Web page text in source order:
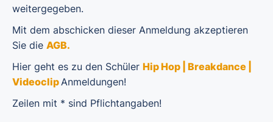
weitergegeben.
Mit dem abschicken dieser Anmeldung akzeptieren
Sie die AGB.
Hier geht es zu den Schüler Hip Hop | Breakdance |
VideoclipAnmeldungen!
Zeilen mit * sind Pflichtangaben!